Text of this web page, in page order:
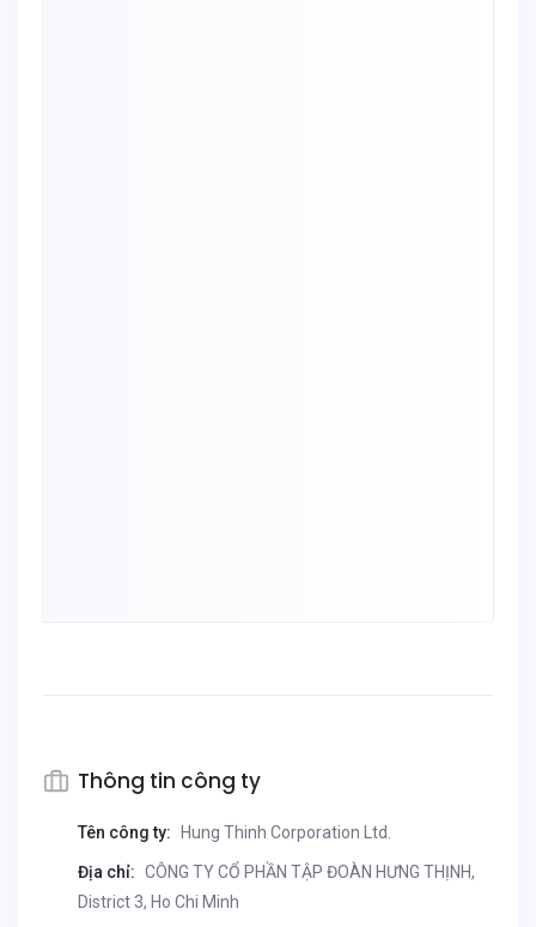
Thông tin công ty
Tên công ty: Hung Thinh Corporation Ltd.
Địa chỉ: CÔNG TY CỔ PHẦN TẬP ĐOÀN HƯNG THỊNH,
District 3, Ho Chi Minh